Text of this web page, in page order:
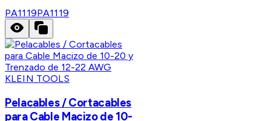
PA1119PA1119
KLEIN TOOLS
Pelacables / Cortacables
para Cable Macizo de 10-